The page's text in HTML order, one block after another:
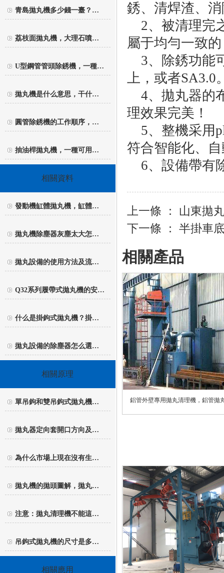
青島拋丸機多少錢一臺？…
荔枝面拋丸機，大理石噴…
U型鋼管管頭除銹機，一種…
拋丸機是什么意思，干什…
圓管除銹機的工作順序，…
抽油桿拋丸機，一種可用…
相關資料
發動機缸體拋丸機，缸體…
拋丸機除塵器灰塵太大怎…
拋丸設備的使用方法及流…
Q32系列履帶式拋丸機的安…
什么是掛鉤式拋丸機？掛…
拋丸設備的除塵器怎么選…
相關原理
單吊鉤和雙吊鉤式拋丸機…
拋丸器定向套開口方向及…
為什么市場上現在沒有生…
拋丸機的拋頭圖解，拋丸…
注意：拋丸清理機不能這…
吊鉤式拋丸機的尺寸是多…
相關應用
銹、清焊渣、
2、被清理完
屬于均勻一致
3、除銹功能
上，或者SA3.0
4、拋丸器的
理效果完美！
5、整機采用
符合智能化、
6、設備帶有
上一條 ： 山東拋
下一條 ： 半掛車
相關產品
鋁管外壁專用拋丸清理機，鋁管拋